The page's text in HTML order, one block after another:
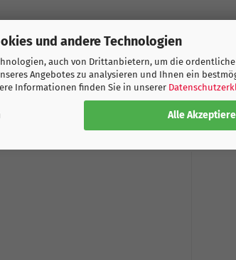
und andere Technologien
auch von Drittanbietern, um die
Angebotes zu analysieren und Ihnen ein
Informationen finden Sie in unserer
Alle
BESTELLTEN, HABEN AUCH FOLGENDE